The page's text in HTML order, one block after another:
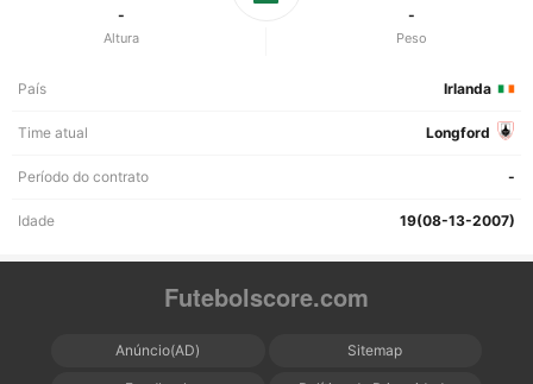
-
Altura
-
Peso
País Irlanda
Time atual Longford
Período do contrato -
Idade 19(08-13-2007)
Futebolscore.com
Anúncio(AD) Sitemap